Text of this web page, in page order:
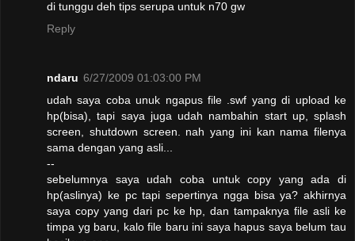
di tunggu deh tips serupa untuk n70 gw
Reply
ndaru 6/27/2009 01:03:00 PM
udah saya coba unuk ngapus file .swf yang di upload ke
hp(bisa), tapi saya juga udah nambahin start up, splash
screen, shutdown screen. nah yang ini kan nama filenya
sama dengan yang asli...
--
sebelumnya saya udah coba untuk copy yang ada di
hp(aslinya) ke pc tapi sepertinya ngga bisa ya? akhirnya
saya copy yang dari pc ke hp, dan tampaknya file asli ke
timpa yg baru, kalo file baru ini saya hapus saya belum tau